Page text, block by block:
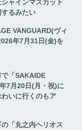
ャインマスカット
るみたい
VANGUARD(ヴィ
年7月31日(金)を
「SAKAIDE
7月20日(月・祝)に
いに行くのもア
の「丸之内ヘリオス